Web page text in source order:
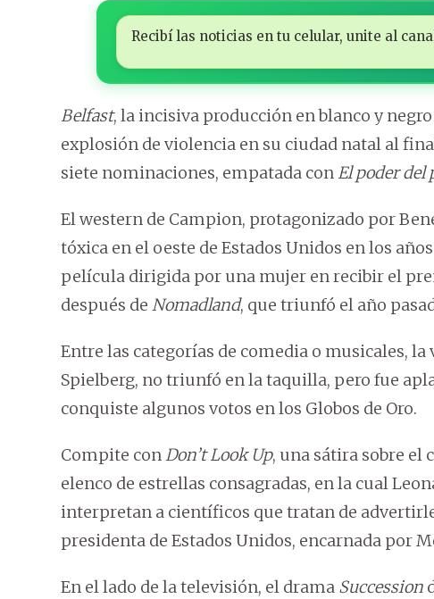
Recibí las noticias en tu celular, unite al
Belfast, la incisiva producción en blanco y
explosión de violencia en su ciudad natal al
siete nominaciones, empatada conEl poder del
El western de Campion, protagonizado por
tóxica en el oeste de Estados Unidos en los
película dirigida por una mujer en recibir el
después de Nomadland, que triunfó el año
Entre las categorías de comedia o musicales, la
Spielberg, no triunfó en la taquilla, pero fue
conquiste algunos votos en los Globos de Oro.
Compite conDon’t Look Up, una sátira sobre
elenco de estrellas consagradas, en la cual
interpretan a científicos que tratan de
presidenta de Estados Unidos, encarnada por
En el lado de la televisión, el drama Succession